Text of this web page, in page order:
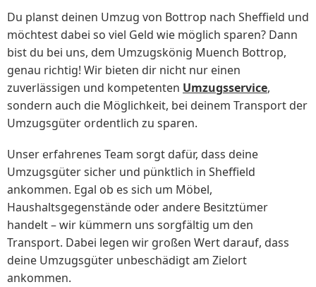
Du planst deinen Umzug von Bottrop nach Sheffield und
möchtest dabei so viel Geld wie möglich sparen? Dann
bist du bei uns, dem Umzugskönig Muench Bottrop,
genau richtig! Wir bieten dir nicht nur einen
zuverlässigen und kompetenten Umzugsservice,
sondern auch die Möglichkeit, bei deinem Transport der
Umzugsgüter ordentlich zu sparen.
Unser erfahrenes Team sorgt dafür, dass deine
Umzugsgüter sicher und pünktlich in Sheffield
ankommen. Egal ob es sich um Möbel,
Haushaltsgegenstände oder andere Besitztümer
handelt – wir kümmern uns sorgfältig um den
Transport. Dabei legen wir großen Wert darauf, dass
deine Umzugsgüter unbeschädigt am Zielort
ankommen.